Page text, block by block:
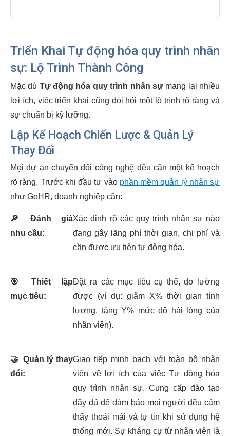
Triển Khai Tự động hóa quy trình nhân
sự: Lộ Trình Thành Công
Mặc dù Tự động hóa quy trình nhân sựmang lại nhiều
lợi ích, việc triển khai cũng đòi hỏi một lộ trình rõ ràng và
sự chuẩn bị kỹ lưỡng.
Lập Kế Hoạch Chiến Lược & Quản Lý
Thay Đổi
Mọi dự án chuyển đổi công nghệ đều cần một kế hoạch
rõ ràng. Trước khi đầu tư vào phần mềm quản lý nhân sự
như GoHR, doanh nghiệp cần:
🔎
Đánh giá
nhu cầu:
Xác định rõ các quy trình nhân sự nào
đang gây lãng phí thời gian, chi phí và
cần được ưu tiên tự động hóa.
🎯
Thiết lập
mục tiêu:
Đặt ra các mục tiêu cụ thể, đo lường
được (ví dụ: giảm X% thời gian tính
lương, tăng Y% mức độ hài lòng của
nhân viên).
🤝 Quản lý thay
đổi:
Giao tiếp minh bạch với toàn bộ nhân
viên về lợi ích của việc Tự động hóa
quy trình nhân sự. Cung cấp đào tạo
đầy đủ để đảm bảo mọi người đều cảm
thấy thoải mái và tự tin khi sử dụng hệ
thống mới. Sự kháng cự từ nhân viên là